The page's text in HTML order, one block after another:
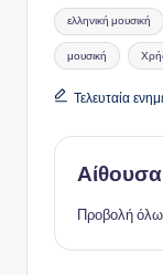
Ετικέτες:
ελληνική μουσική
μουσική
Τελευταία
Προβολή